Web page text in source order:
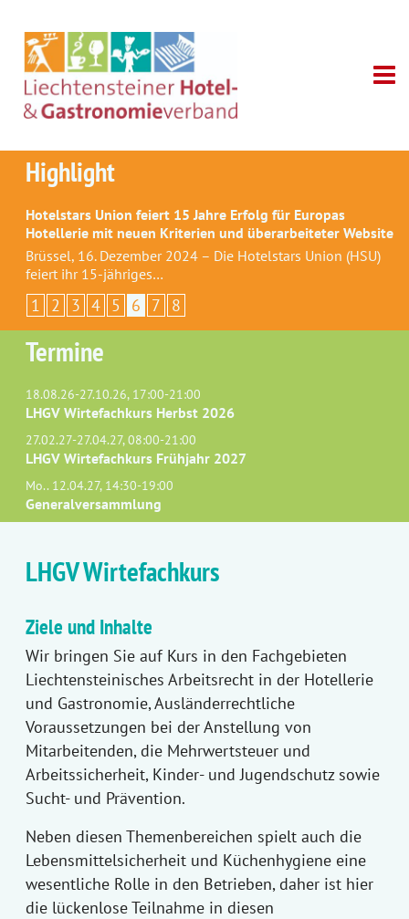
Highlight
Hotelstars Union feiert 15 Jahre Erfolg für Europas
Hotellerie mit neuen Kriterien und überarbeiteter Website
Brüssel, 16. Dezember 2024 – Die Hotelstars Union (HSU)
feiert ihr 15-jähriges…
1 2 3 4 5 6 7 8
Termine
18.08.26-27.10.26, 17:00-21:00
LHGV Wirtefachkurs Herbst 2026
27.02.27-27.04.27, 08:00-21:00
LHGV Wirtefachkurs Frühjahr 2027
Mo.. 12.04.27, 14:30-19:00
Generalversammlung
LHGV Wirtefachkurs
Ziele und Inhalte
Wir bringen Sie auf Kurs in den Fachgebieten
Liechtensteinisches Arbeitsrecht in der Hotellerie
und Gastronomie, Ausländerrechtliche
Voraussetzungen bei der Anstellung von
Mitarbeitenden, die Mehrwertsteuer und
Arbeitssicherheit, Kinder- und Jugendschutz sowie
Sucht- und Prävention.
Neben diesen Themenbereichen spielt auch die
Lebensmittelsicherheit und Küchenhygiene eine
wesentliche Rolle in den Betrieben, daher ist hier
die lückenlose Teilnahme in diesen